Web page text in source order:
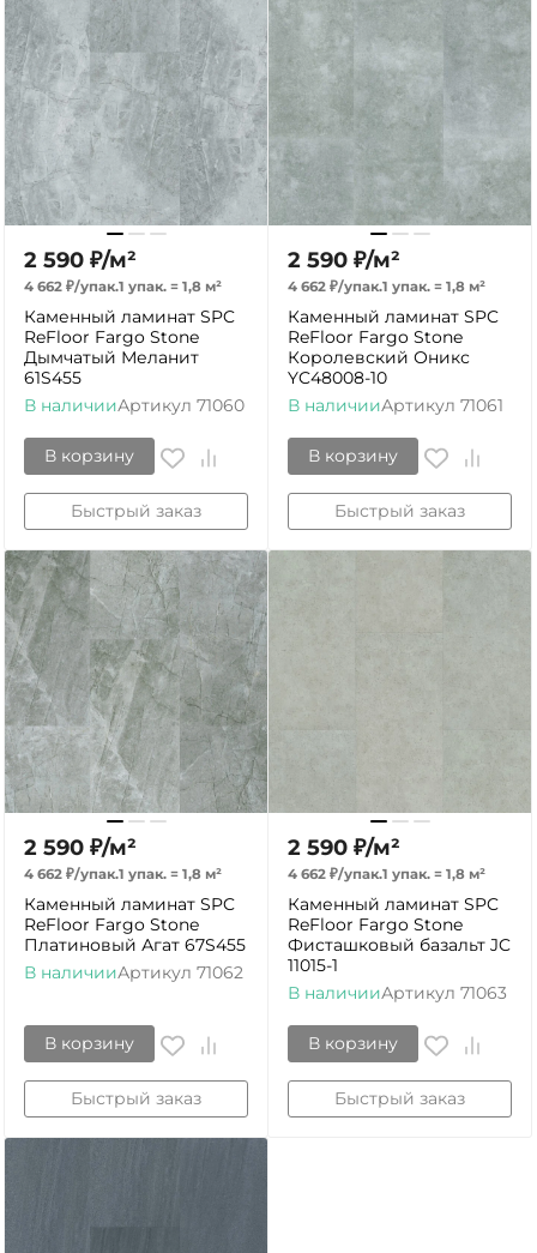
2 590 ₽/м²
4 662 ₽/упак.1 упак. = 1,8 м²
Каменный ламинат SPC
ReFloor Fargo Stone
Дымчатый Меланит
61S455
В наличииАртикул 71060
В корзину
Быстрый заказ
2 590 ₽/м²
4 662 ₽/упак.1 упак. = 1,8 м²
Каменный ламинат SPC
ReFloor Fargo Stone
Королевский Оникс
YC48008-10
В наличииАртикул 71061
В корзину
Быстрый заказ
2 590 ₽/м²
4 662 ₽/упак.1 упак. = 1,8 м²
Каменный ламинат SPC
ReFloor Fargo Stone
Платиновый Агат 67S455
В наличииАртикул 71062
В корзину
Быстрый заказ
2 590 ₽/м²
4 662 ₽/упак.1 упак. = 1,8 м²
Каменный ламинат SPC
ReFloor Fargo Stone
Фисташковый базальт JC
11015-1
В наличииАртикул 71063
В корзину
Быстрый заказ